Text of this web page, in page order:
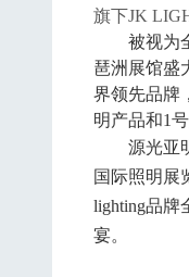
旗下JK
被视为
琶洲展馆盛
界领先品牌
明产品和1
源光亚
国际照明展
lighting品牌
宴。